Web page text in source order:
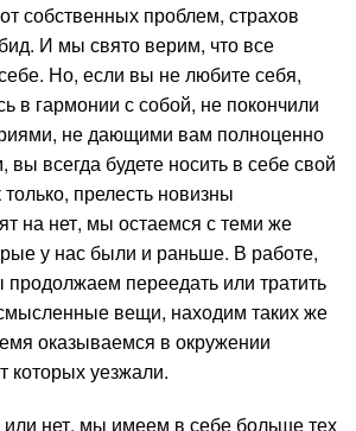
собственных проблем, страхов
И мы свято верим, что все
Но, если вы не любите себя,
в гармонии с собой, не покончили
не дающими вам полноценно
всегда будете носить в себе свой
прелесть новизны
на нет, мы остаемся с теми же
у нас были и раньше. В работе,
переедать или тратить
вещи, находим таких же
оказываемся в окружении
которых уезжали.
нет, мы имеем в себе больше тех